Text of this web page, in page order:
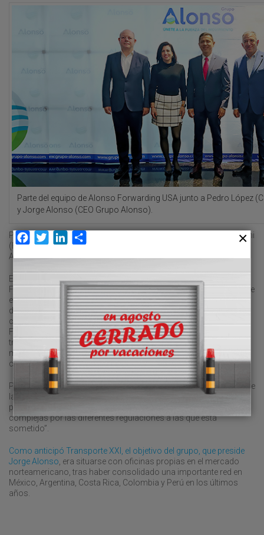
Parte del equipo de Alonso Forwarding USA junto a Pedro López
y Jorge Alonso (CEO Grupo Alonso).
Para ello, el holding ha puesto en servicio una delegación en Miami
(Florida) que “cubrirá la creciente demanda de servicios en
América del Norte”, explica la compañía en un comunicado.
En este sentido, el gran objetivo de filial estadounidense Alonso
Forwarding USA, bajo la dirección de Jaime Cabrera, es adentrarse
en el negocio de la intermediación de la carga aérea entre el norte
de América, Europa y Asia, “gracias a un programa de
consolidación que cuenta con el apoyo de las oficinas de Alonso
Forwarding en Latinoamérica y Centroamérica”. Asimismo, la
transitaria gestionará la comercialización de servicios en
marítimo y transporte local en el sur de Florida de todo tipo de
carga.
Por otro lado, el grupo destaca que “uno de los grandes activos de
la nueva delegación es su completo servicio de aduanas en un
país, Estados Unidos, donde estas tareas pueden resultar
complejas por las diferentes regulaciones a las que está
sometido”.
Como anticipó Transporte XXI, el objetivo del grupo, que preside
Jorge Alonso, era situarse con oficinas propias en el mercado
norteamericano, tras haber consolidado una importante red en
México, Argentina, Costa Rica, Colombia y Perú en los últimos
años.
Facebook
TwitterLinkedIn